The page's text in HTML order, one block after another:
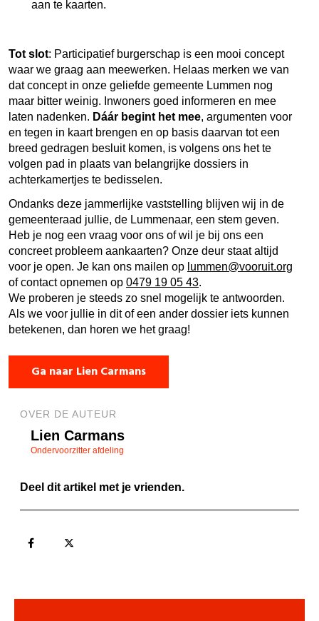
aan te kaarten.
Tot slot: Participatief burgerschap is een mooi concept
waar we graag aan meewerken. Helaas merken we van
dat concept in onze geliefde gemeente Lummen nog
maar bitter weinig. Inwoners goed informeren en mee
laten nadenken. Dáár begint het mee, argumenten voor
en tegen in kaart brengen en op basis daarvan tot een
breed gedragen besluit komen, is volgens ons het te
volgen pad in plaats van belangrijke dossiers in
achterkamertjes te bedisselen.
Ondanks deze jammerlijke vaststelling blijven wij in de
gemeenteraad jullie, de Lummenaar, een stem geven.
Heb je nog een vraag voor ons of wil je bij ons een
concreet probleem aankaarten? Onze deur staat altijd
voor je open. Je kan ons mailen op lummen@vooruit.org
of contact opnemen op 0479 19 05 43.
We proberen je steeds zo snel mogelijk te antwoorden.
Als we voor jullie in dit of een ander dossier iets kunnen
betekenen, dan horen we het graag!
Ga naar Lien Carmans
OVER DE AUTEUR
Lien Carmans
Ondervoorzitter afdeling
Deel dit artikel met je vrienden.